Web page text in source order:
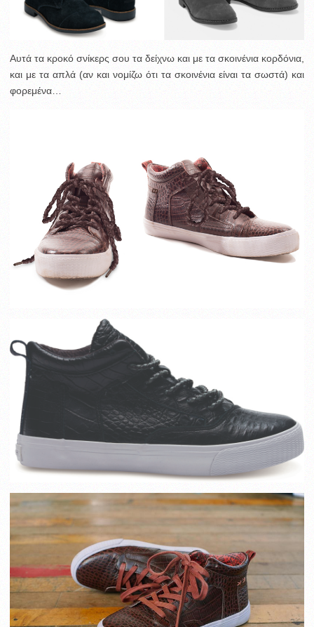
Αυτά τα κροκό σνίκερς σου τα δείχνω και με τα σκοινένια κορδόνια,
και με τα απλά (αν και νομίζω ότι τα σκοινένια είναι τα σωστά) και
φορεμένα…